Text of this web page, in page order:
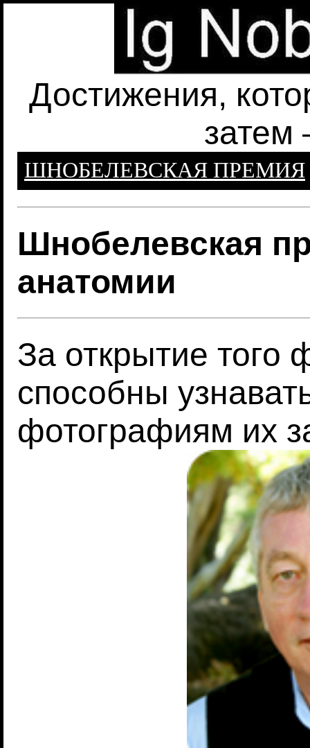
Достижения,
затем
ШНОБЕЛЕВСКАЯ ПРЕМИЯ
Шнобелевская
анатомии
За открытие того
способны
фотографиям их